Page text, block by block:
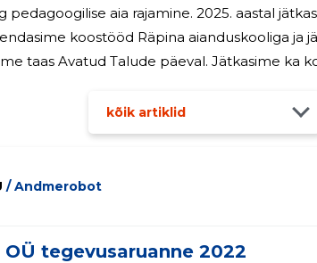
aia rajamine. 2025. aastal jätkasime
koostööd Räpina aianduskooliga ja
kõik artiklid
/ Andmerobot
OÜ tegevusaruanne 2022